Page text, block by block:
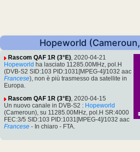
Hopeworld
Rascom QAF 1R (3°E), 2020-04-21
Hopeworld ha lasciato 11285.00MHz, pol.H
(DVB-S2 SID:103 PID:1031[MPEG-4]/1032 aac
Francese), non è più trasmesso da satellite in
Europa.
Rascom QAF 1R (3°E), 2020-04-15
Un nuovo canale in DVB-S2 : Hopeworld
(Cameroun), su 11285.00MHz, pol.H SR:4000
FEC:3/5 SID:103 PID:1031[MPEG-4]/1032 aac
Francese - In chiaro - FTA.